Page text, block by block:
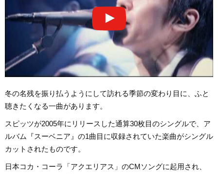
冬の名残を振り払うようにして訪れる季節の変わり目に、ふと
聴きたくなる一曲があります。
スピッツが2005年にリリースした通算30枚目のシングルで、ア
ルバム『スーベニア』の1曲目に収録されていた楽曲がシングル
カットされたものです。
日本コカ・コーラ「アクエリアス」のCMソングに起用され、